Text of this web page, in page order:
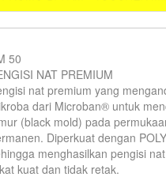
50
NAT PREMIUM
nat premium yang
dari Microban® untuk
(black mold) pada
Diperkuat dengan
menghasilkan pengisi
kuat dan tidak retak.